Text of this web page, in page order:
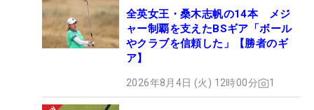
全英女王・桑木志帆の14本 メジ
ャー制覇を支えたBSギア「ボール
やクラブを信頼した」【勝者のギ
ア】
2026年8月4日 (火) 12時00分 1